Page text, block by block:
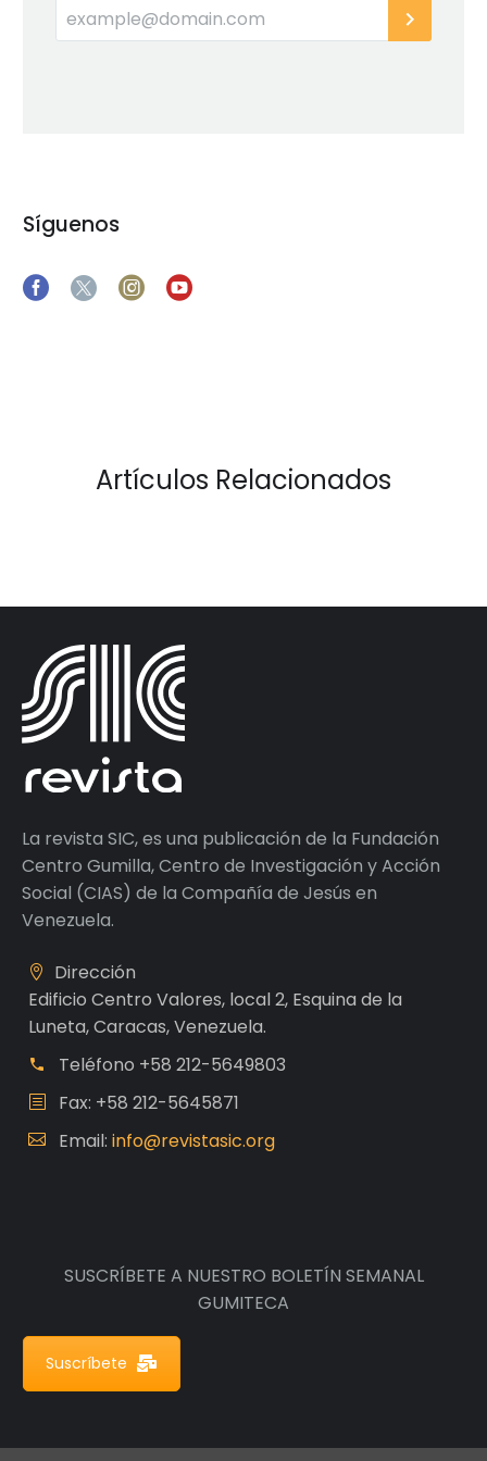
Síguenos
Artículos Relacionados
La revista SIC, es una publicación de la Fundación
Centro Gumilla, Centro de Investigación y Acción
Social (CIAS) de la Compañía de Jesús en
Venezuela.
Dirección
Edificio Centro Valores, local 2, Esquina de la
Luneta, Caracas, Venezuela.
Teléfono +58 212-5649803
Fax: +58 212-5645871
Email: info@revistasic.org
SUSCRÍBETE A NUESTRO BOLETÍN SEMANAL
GUMITECA
Suscríbete